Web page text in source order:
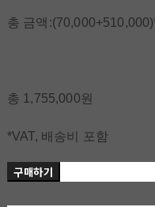
총 금액
총 1,755,000원
*VAT, 배송비 포함
구매하기